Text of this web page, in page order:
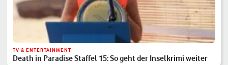
TV & ENTERTAINMENT
Death in Paradise Staffel 15: So geht der Inselkrimi weiter